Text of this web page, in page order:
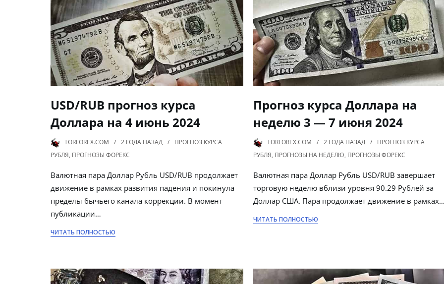
USD/RUB прогноз курса
Доллара на 4 июнь 2024
TORFOREX.COM 2 ГОДА НАЗАД
ПРОГНОЗ КУРСА
РУБЛЯ, ПРОГНОЗЫ ФОРЕКС
Валютная пара Доллар Рубль USD/RUB продолжает
движение в рамках развития падения и покинула
пределы бычьего канала коррекции. В момент
публикации…
ЧИТАТЬ ПОЛНОСТЬЮ
Прогноз курса Доллара на
неделю 3 — 7 июня 2024
TORFOREX.COM 2 ГОДА НАЗАД
ПРОГНОЗ КУРСА
РУБЛЯ, ПРОГНОЗЫ НА НЕДЕЛЮ, ПРОГНОЗЫ ФОРЕКС
Валютная пара Доллар Рубль USD/RUB завершает
торговую неделю вблизи уровня 90.29 Рублей за
Доллар США. Пара продолжает движение в
ЧИТАТЬ ПОЛНОСТЬЮ